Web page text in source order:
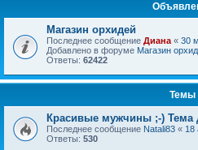
Магазин орхидей
Последнее сообщение Диана « 30
Добавлено в форуме Магазин
Ответы: 62422
Темы
Красивые мужчины ;-) Тема
Последнее сообщение Natali83 « 18
Ответы: 530